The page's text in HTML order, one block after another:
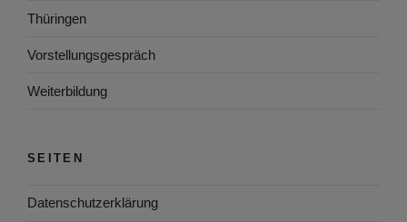
Thüringen
Vorstellungsgespräch
Weiterbildung
SEITEN
Datenschutzerklärung